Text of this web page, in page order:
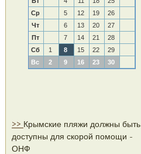
Ср
5 12 19
26
Чт
6 13 20
27
Пт
7 14 21
28
Сб
1 8 15 22
29
Вс
2 9 16 23 30
>> Крымские пляжи должны быть
доступны для скорой помощи -
ОНФ